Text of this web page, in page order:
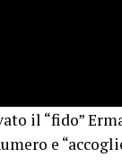
il “fido”
e